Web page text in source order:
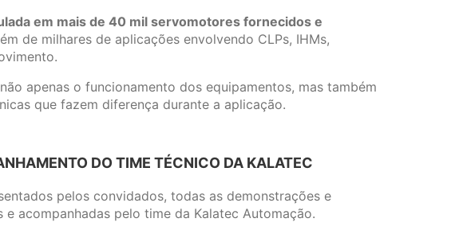
em mais de 40 mil servomotores fornecidos e
de milhares de aplicações envolvendo CLPs, IHMs,
apenas o funcionamento dos equipamentos, mas também
que fazem diferença durante a aplicação.
DO TIME TÉCNICO DA KALATEC
pelos convidados, todas as demonstrações e
acompanhadas pelo time da Kalatec Automação.